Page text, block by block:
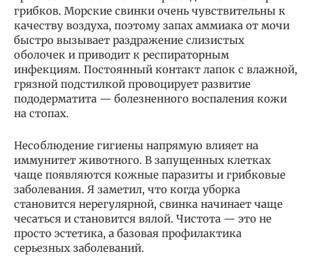
грибков. Морские свинки очень чувствительны к
качеству воздуха, поэтому запах аммиака от мочи
быстро вызывает раздражение слизистых
оболочек и приводит к респираторным
инфекциям. Постоянный контакт лапок с влажной,
грязной подстилкой провоцирует развитие
пододерматита — болезненного воспаления кожи
на стопах.
Несоблюдение гигиены напрямую влияет на
иммунитет животного. В запущенных клетках
чаще появляются кожные паразиты и грибковые
заболевания. Я заметил, что когда уборка
становится нерегулярной, свинка начинает чаще
чесаться и становится вялой. Чистота — это не
просто эстетика, а базовая профилактика
серьезных заболеваний.